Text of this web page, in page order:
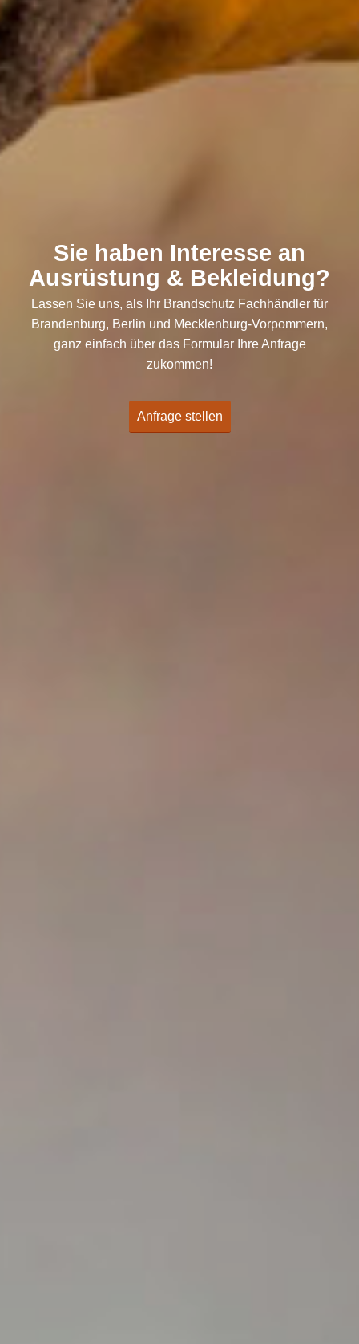
Sie haben Interesse an
Ausrüstung & Bekleidung?
Lassen Sie uns, als Ihr Brandschutz Fachhändler für
Brandenburg, Berlin und Mecklenburg-Vorpommern,
ganz einfach über das Formular Ihre Anfrage
zukommen!
Anfrage stellen